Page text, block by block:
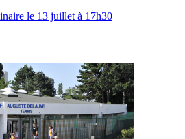
le 13 juillet à 17h30